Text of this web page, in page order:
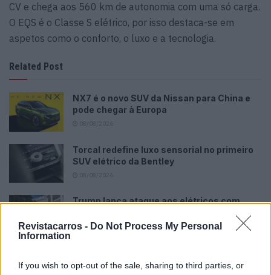
Revistacarros - Do Not Process My Personal
Information
If you wish to opt-out of the sale, sharing to third parties, or
CV e chega aos 560 km de autonomia com uma só carga.
O EQS é o Classe S elétrico, por isso destaca-se em
aspetos como o conforto, o luxo e a tecnologia.
Related Post
NX7 é o novo SUV da Nissan para China e
pode chegar à Europa
Torcal redefine luxo sensorial no primeiro
SUV elétrico da Bentley
Trump lança ataque aos elétricos com
07/08/2026
muda tudo no SUV